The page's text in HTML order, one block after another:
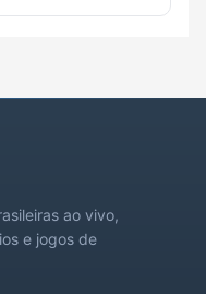
ao vivo,
e jogos de